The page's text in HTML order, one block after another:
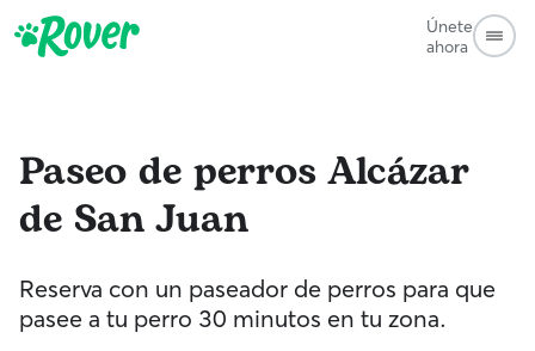
Únete
ahora
Paseo de perrosAlcázar
de San Juan
Reserva con un paseador de perros para que
pasee a tu perro 30 minutos en tu zona.